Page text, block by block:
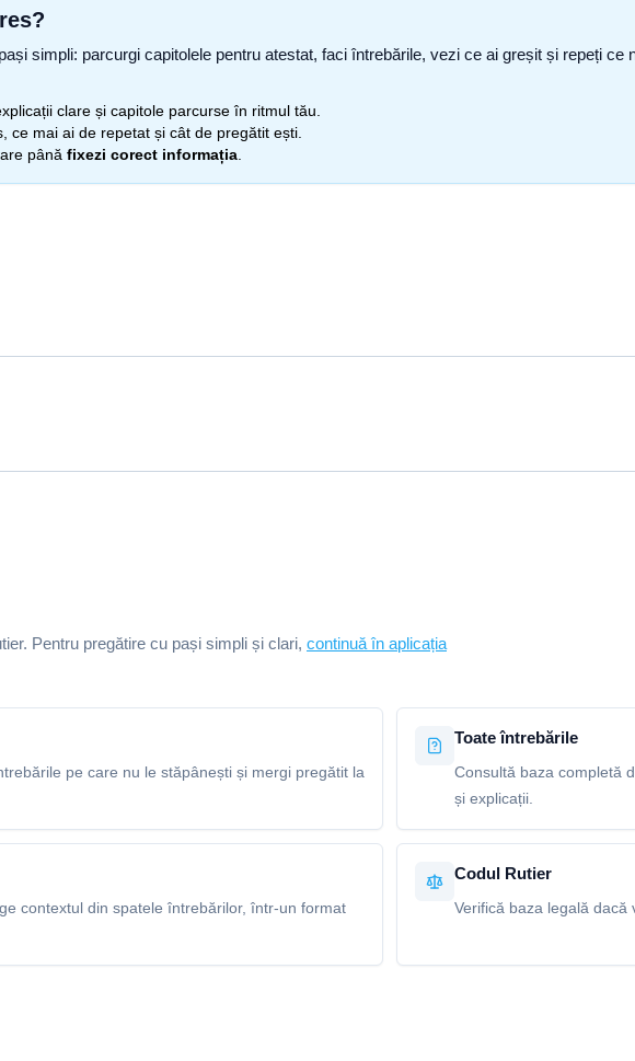
simpli: parcurgi capitolele pentru atestat, faci întrebările, vezi ce ai greșit și repeți
clare și capitole parcurse în ritmul tău.
ce mai ai de repetat și cât de pregătit ești.
până fixezi corect informația
Pentru pregătire cu pași simpli și clari, continuă în aplicația
pe care nu le stăpânești și mergi pregătit la
Toate întrebările
Consultă baza completă
și explicații.
contextul din spatele întrebărilor, într-un format
Codul Rutier
Verifică baza legală dacă